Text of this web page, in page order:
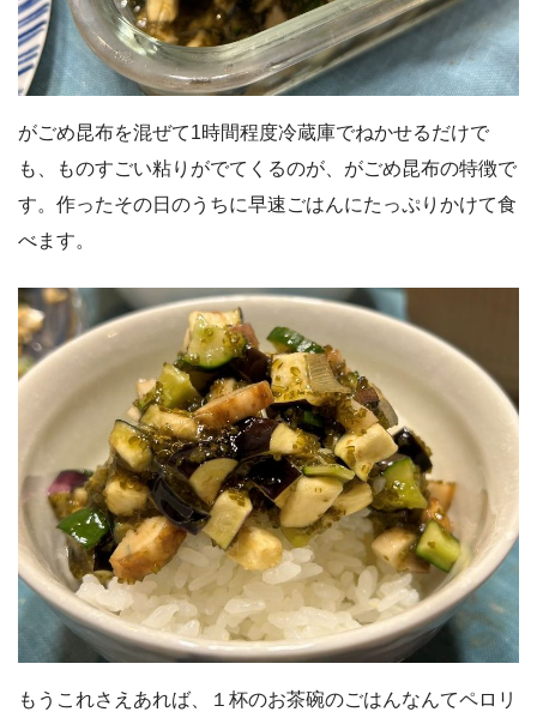
がごめ昆布を混ぜて1時間程度冷蔵庫でねかせるだけで
も、ものすごい粘りがでてくるのが、がごめ昆布の特徴で
す。作ったその日のうちに早速ごはんにたっぷりかけて食
べます。
もうこれさえあれば、１杯のお茶碗のごはんなんてペロリ